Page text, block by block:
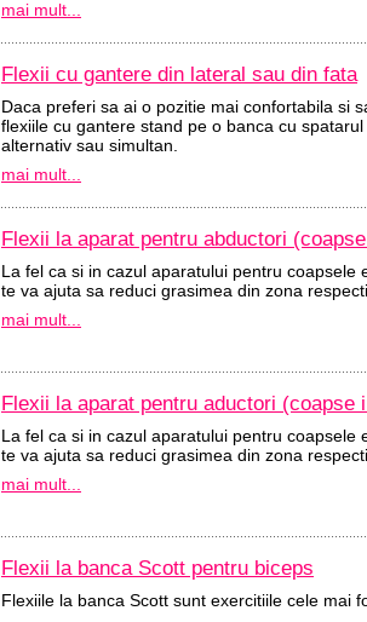
mai mult...
Flexii cu gantere din lateral sau din fata
Daca preferi sa ai o pozitie mai confortabila si
flexiile cu gantere stand pe o banca cu
alternativ sau simultan.
mai mult...
Flexii la aparat pentru abductori
La fel ca si in cazul aparatului pentru
te va ajuta sa reduci grasimea din zona
mai mult...
Flexii la aparat pentru aductori (coapse
La fel ca si in cazul aparatului pentru
te va ajuta sa reduci grasimea din zona
mai mult...
Flexii la banca Scott pentru biceps
Flexiile la banca Scott sunt exercitiile cele mai